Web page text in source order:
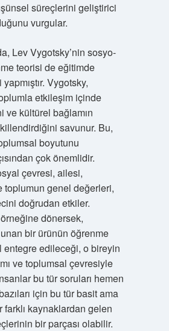
süreçlerini geliştirici
vurgular.
Lev Vygotsky’nin sosyo-
teorisi de eğitimde
Vygotsky,
etkileşim içinde
ve kültürel bağlamın
savunur. Bu,
boyutunu
çok önemlidir.
çevresi, ailesi,
toplumun genel değerleri,
doğrudan etkiler.
dönersek,
bir ürünün öğrenme
entegre edileceği, o bireyin
ve toplumsal çevresiyle
bu tür soruları hemen
için bu tür basit ama
kaynaklardan gelen
bir parçası olabilir.